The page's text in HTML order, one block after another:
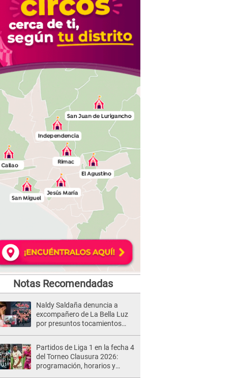
Notas Recomendadas
Naldy Saldaña denuncia a
excompañero de La Bella Luz
por presuntos tocamientos
Partidos de Liga 1 en la fecha 4
del Torneo Clausura 2026:
programación, horarios y